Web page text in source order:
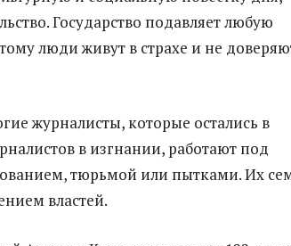
Государство подавляет любую
люди живут в страхе и не
журналисты, которые остались в
в изгнании, работают под
тюрьмой или пытками. Их
властей.